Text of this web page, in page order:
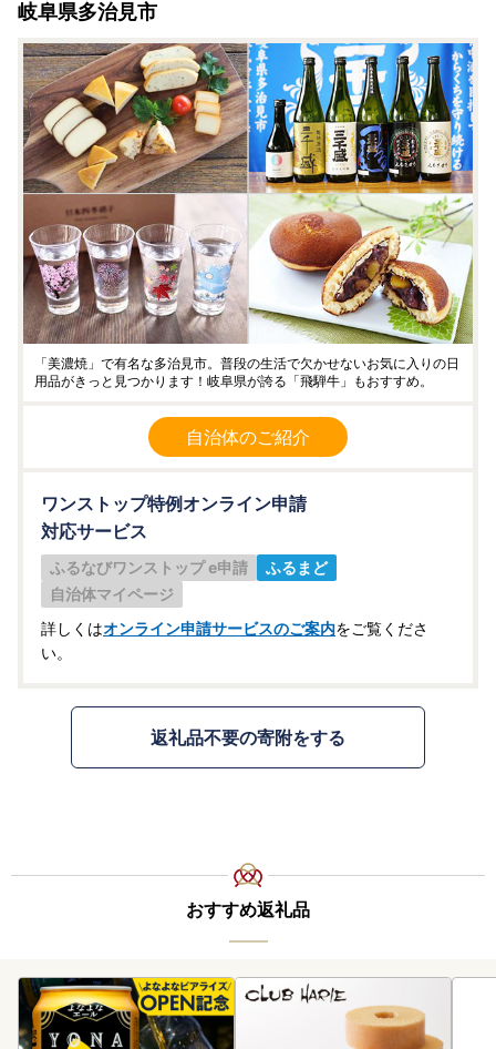
岐阜県多治見市
「美濃焼」で有名な多治見市。普段の生活で欠かせないお気に入りの日
用品がきっと見つかります！岐阜県が誇る「飛騨牛」もおすすめ。
自治体のご紹介
ワンストップ特例オンライン申請
対応サービス
ふるなびワンストップ e申請
ふるまど
自治体マイページ
詳しくはオンライン申請サービスのご案内をご覧くださ
い。
返礼品不要の寄附をする
おすすめ返礼品